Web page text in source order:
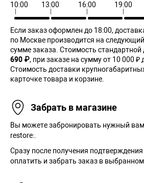
10:00
13:00 16:00 19:00
Если заказ оформлен до 18:00,
по Москве производится на
сумме заказа. Cтоимость стандартной
690 ₽, при заказе на сумму от 10 000 ₽
Стоимость доставки
карточке товара и корзине.
Забрать в магазине
Вы можете забронировать нужный
restore:.
Сразу после получения
оплатить и забрать заказ в